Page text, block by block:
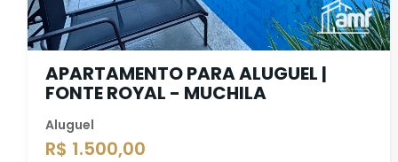
APARTAMENTO PARA ALUGUEL |
FONTE ROYAL - MUCHILA
Aluguel
R$ 1.500,00